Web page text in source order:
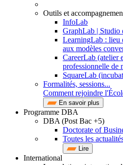
Outils et
InfoLab
GraphLab | Studio
LearningLab : lieu
aux modèles
CareerLab (atelier
professionnelle de
SquareLab
Formalités, sessions...
Comment rejoindre
En savoir plus
Programme DBA
DBA (Post Bac +5)
Doctorate of
Toutes les
Lire
International